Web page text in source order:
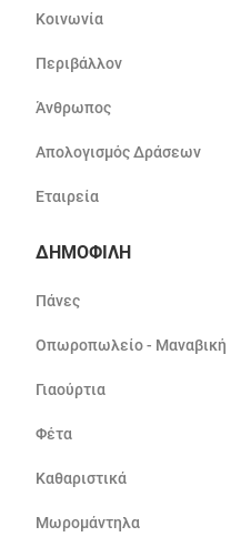
Κοινωνία
Περιβάλλον
Άνθρωπος
Απολογισμός Δράσεων
Εταιρεία
ΔΗΜΟΦΙΛΗ
Πάνες
Οπωροπωλείο - Μαναβική
Γιαούρτια
Φέτα
Καθαριστικά
Μωρομάντηλα